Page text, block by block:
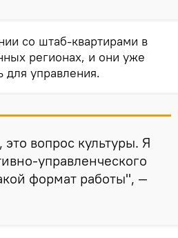
со штаб-квартирами в
регионах, и они уже
для управления.
вопрос культуры. Я
управленческого
формат работы", —